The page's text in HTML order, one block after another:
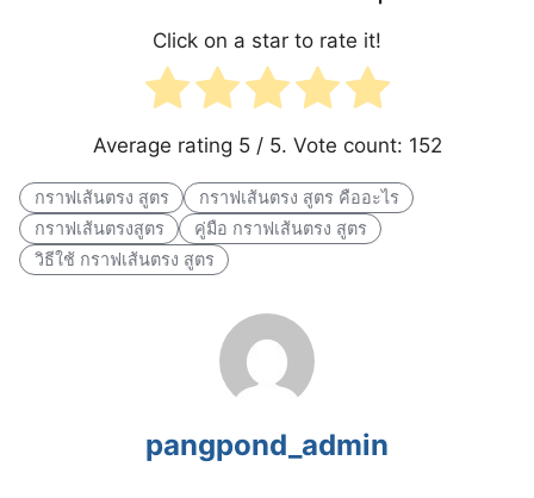
Click on a star to rate it!
Average rating 5/ 5. Vote count: 152
กราฟเส้นตรง สูตร
กราฟเส้นตรง สูตร คืออะไร
กราฟเส้นตรงสูตร
คู่มือ กราฟเส้นตรง สูตร
วิธีใช้ กราฟเส้นตรง สูตร
pangpond_admin